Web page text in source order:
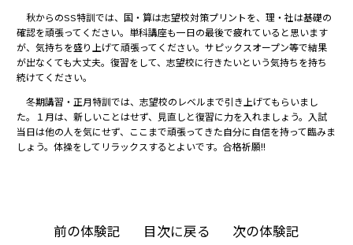
秋からのSS特訓では、国・算は志望校対策プリントを、理・社は基礎の
確認を頑張ってください。単科講座も一日の最後で疲れていると思います
が、気持ちを盛り上げて頑張ってください。サピックスオープン等で結果
が出なくても大丈夫。復習をして、志望校に行きたいという気持ちを持ち
続けてください。
冬期講習・正月特訓では、志望校のレベルまで引き上げてもらいまし
た。１月は、新しいことはせず、見直しと復習に力を入れましょう。入試
当日は他の人を気にせず、ここまで頑張ってきた自分に自信を持って臨みま
しょう。体操をしてリラックスするとよいです。合格祈願!!
前の体験記 目次に戻る 次の体験記